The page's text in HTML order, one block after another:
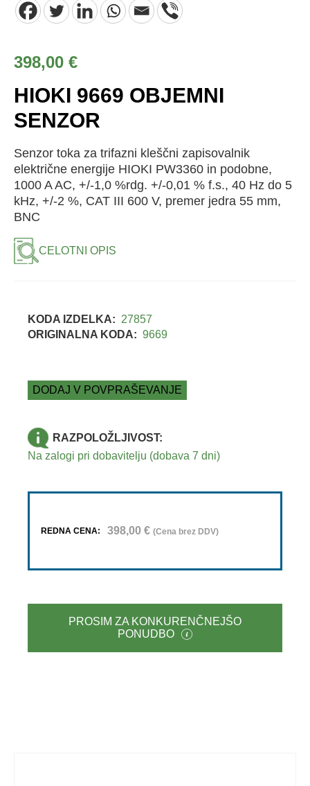
398,00 €
HIOKI 9669 OBJEMNI
SENZOR
Senzor toka za trifazni kleščni zapisovalnik
električne energije HIOKI PW3360 in podobne,
1000 A AC, +/-1,0 %rdg. +/-0,01 % f.s., 40 Hz do 5
kHz, +/-2 %, CAT III 600 V, premer jedra 55 mm,
BNC
CELOTNI OPIS
KODA IZDELKA: 27857
ORIGINALNA KODA: 9669
DODAJ V POVPRAŠEVANJE
RAZPOLOŽLJIVOST:
Na zalogi pri dobavitelju (dobava 7 dni)
REDNA CENA: 398,00 € (Cena brez DDV)
PROSIM ZA KONKURENČNEJŠO
PONUDBO